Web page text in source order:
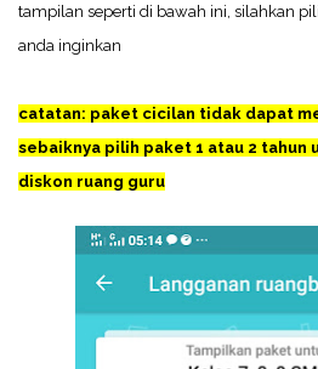
tampilan seperti di bawah ini, silahkan
anda inginkan
catatan: paket cicilan tidak dapat
sebaiknya pilih paket 1 atau 2 tahun
diskon ruang guru